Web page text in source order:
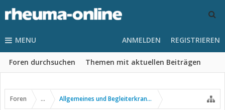
MENU
Foren durchsuchen Themen mit aktuellen Beiträgen
ANMELDEN REGISTRIEREN
Foren ... Allgemeines und Begleiterkrankungen